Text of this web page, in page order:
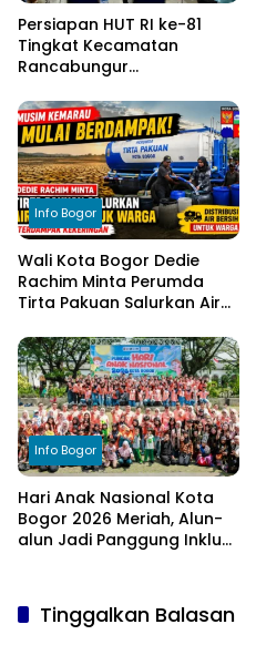
Persiapan HUT RI ke-81
Tingkat Kecamatan
Rancabungur
Cimulang, Libatkan Seluruh
Elemen Masyarakat
Info Bogor
Wali Kota Bogor Dedie
Rachim Minta Perumda
Tirta Pakuan Salurkan Air
Terdampak Kekeringan
Info Bogor
Hari Anak Nasional Kota
Bogor 2026 Meriah, Alun-
alun Jadi Panggung Inklusi
Tinggalkan Balasan